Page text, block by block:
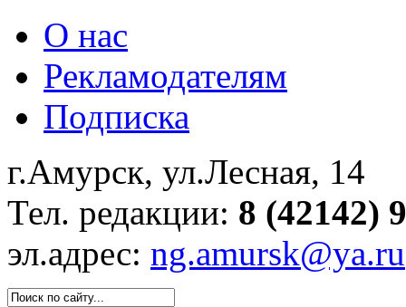
О нас
Рекламодателям
Подписка
г.Амурск, ул.Лесная, 14
Тел. редакции: 8 (42142)
эл.адрес: ng.amursk@ya.ru